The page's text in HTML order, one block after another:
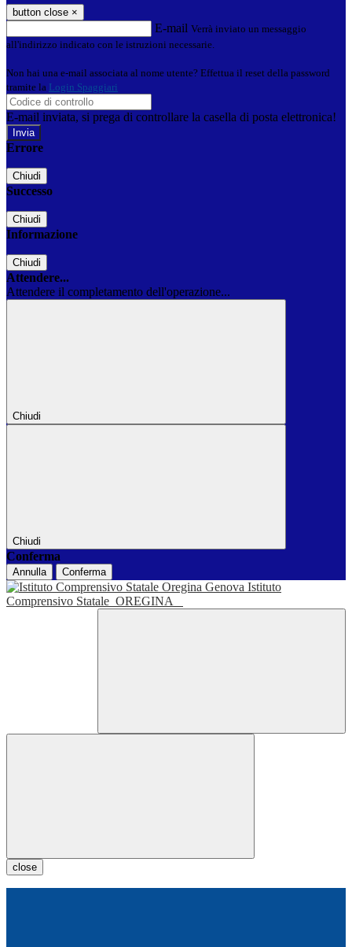
button close ×
E-mail Verrà inviato un messaggio
all'indirizzo indicato con le istruzioni necessarie.
Non hai una e-mail associata al nome utente? Effettua il reset della password
tramite la Login Spaggiari
E-mail inviata, si prega di controllare la casella di posta elettronica!
Errore
Chiudi
Successo
Chiudi
Informazione
Chiudi
Attendere...
Attendere il completamento dell'operazione...
Chiudi
Chiudi
Conferma
Annulla Conferma
Istituto
Comprensivo Statale OREGINA
close